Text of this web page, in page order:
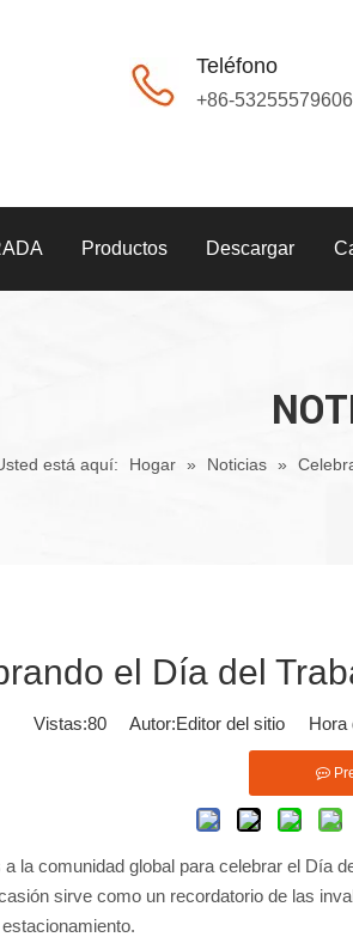
Teléfono
+86-53255579606
Productos Descargar
está aquí: Hogar » Noticias »
el Día del
Vistas:80 Autor:Editor del sitio Hora
la comunidad global para celebrar el Día
sirve como un recordatorio de las